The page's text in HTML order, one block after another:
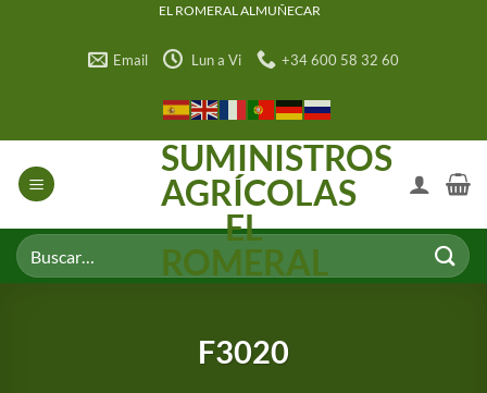
EL ROMERAL ALMUÑECAR
Email Lun a Vi +34 600 58 32 60
SUMINISTROS
AGRÍCOLAS
EL
ROMERAL
Buscar
por:
F3020